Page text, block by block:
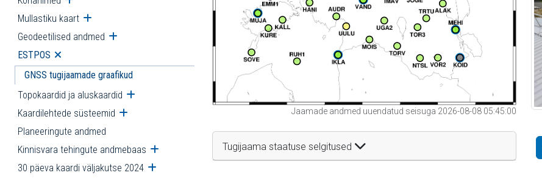
Mullastiku kaart Ava alammenüü
Geodeetilised andmed Ava alammenüü
ESTPOS Ava alammenüü
GNSS tugijaamade graafikud
Topokaardid ja aluskaardid Ava alammenüü
Kaardilehtede süsteemid Ava alammenüü
Planeeringute andmed
Kinnisvara tehingute andmebaas Ava alammenüü
30 päeva kaardi väljakutse 2024 Ava alammenüü
Jaamade andmed uuendatud seisuga 2026-08-08 05:45:00
Tugijaama staatuse selgitused